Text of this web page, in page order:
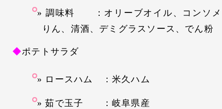
調味料 ：オリーブオイル、コンソメ
りん、清酒、デミグラスソース、でん粉
◆ポテトサラダ
ロースハム ：米久ハム
茹で玉子 ：岐阜県産